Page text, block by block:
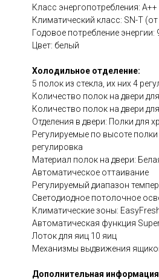
Класс энергопотребления: A++
Климатический класс: SN-T
Годовое потребление энергии:
Цвет: белый
Холодильное отделение:
5 полок из стекла, их них 4
Количество полок на двери
Количество полок на двери
Отделения в двери: Полки для
Регулируемые по высоте
регулировка
Материал полок на двери:
Автоматическое оттаивание
Регулируемый диапазон
Светодиодное потолочное
Климатические зоны:
Автоматическая функция
Лоток для яиц 10 яиц
Механизмы выдвижения
Дополнительная